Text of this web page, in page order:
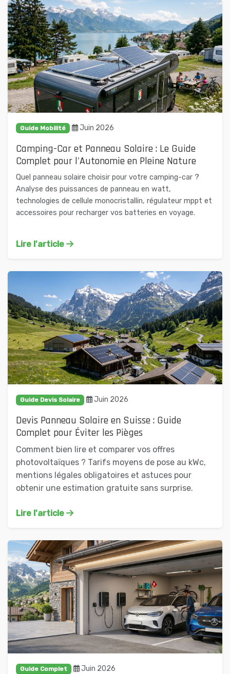
Guide Mobilité Juin 2026
Camping-Car et Panneau Solaire : Le Guide
Complet pour l'Autonomie en Pleine Nature
Quel panneau solaire choisir pour votre camping-car ?
Analyse des puissances de panneau en watt,
technologies de cellule monocristallin, régulateur mppt et
accessoires pour recharger vos batteries en voyage.
Lire l'article
Guide Devis Solaire Juin 2026
Devis Panneau Solaire en Suisse : Guide
Complet pour Éviter les Pièges
Comment bien lire et comparer vos offres
photovoltaïques ? Tarifs moyens de pose au kWc,
mentions légales obligatoires et astuces pour
obtenir une estimation gratuite sans surprise.
Lire l'article
Guide Complet Juin 2026